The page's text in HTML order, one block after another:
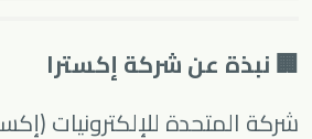
🏢 نبذة عن شركة إكسترا
شركة المتحدة للإلكترونيات